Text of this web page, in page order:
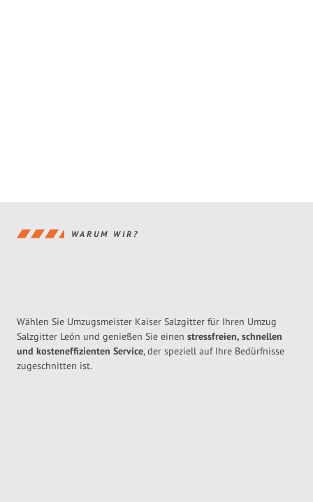
WARUM WIR?
Wählen Sie Umzugsmeister Kaiser Salzgitter für Ihren Umzug
Salzgitter León und genießen Sie einen stressfreien, schnellen
und kosteneffizienten Service, der speziell auf Ihre Bedürfnisse
zugeschnitten ist.